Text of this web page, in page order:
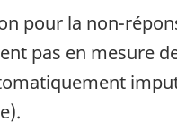
pour la non-
pas en mesure